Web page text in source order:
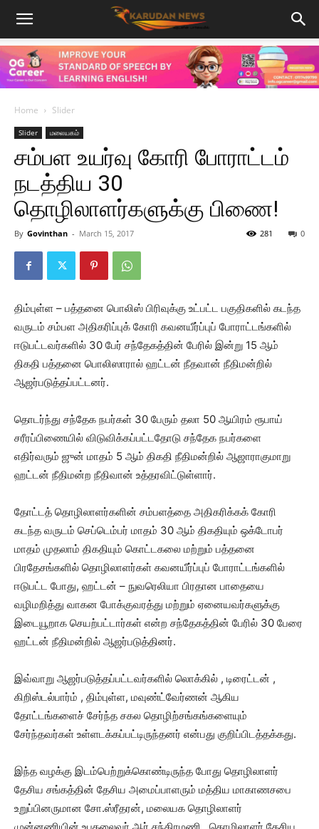
Home Slider
Slider மலையகம்
சம்பள உயர்வு கோரி போராட்டம்
நடத்திய 30
தொழிலாளர்களுக்கு பிணை!
By Govinthan - March 15, 2017 0
281
திம்புள்ள – பத்தனை பொலிஸ் பிரிவுக்கு உட்பட்ட பகுதிகளில் கடந்த
வருடம் சம்பள அதிகரிப்புக் கோரி கவனயீர்ப்புப் போராட்டங்களில்
ஈடுபட்டவர்களில் 30 பேர் சந்தேகத்தின் பேரில் இன்று 15 ஆம்
திகதி பத்தனை பொலிஸாரால் ஹட்டன் நீதவான் நீதிமன்றில்
ஆஜர்படுத்தப்பட்டனர்.
தொடர்ந்து சந்தேக நபர்கள் 30 பேரும் தலா 50 ஆயிரம் ரூபாய்
சரீரப்பிணையில் விடுவிக்கப்பட்டதோடு சந்தேக நபர்களை
எதிர்வரும் ஜுன் மாதம் 5 ஆம் திகதி நீதிமன்றில் ஆஜாராகுமாறு
ஹட்டன் நீதிமன்ற நீதிவான் உத்தரவிட்டுள்ளார்.
தோட்டத் தொழிலாளர்களின் சம்பளத்தை அதிகரிக்கக் கோரி
கடந்த வருடம் செப்டெம்பர் மாதம் 30 ஆம் திகதியும் ஒக்டோபர்
மாதம் முதலாம் திகதியும் கொட்டகலை மற்றும் பத்தனை
பிரதேசங்களில் தொழிலாளர்கள் கவனயீர்ப்புப் போராட்டங்களில்
ஈடுபட்ட போது, ஹட்டன் – நுவரெலியா பிரதான பாதையை
வழிமறித்து வாகன போக்குவரத்து மற்றும் ஏனையவர்களுக்கு
இடையூறாக செயற்பட்டார்கள் என்ற சந்தேகத்தின் பேரில் 30 பேரை
ஹட்டன் நீதிமன்றில் ஆஜர்படுத்தினர்.
இவ்வாறு ஆஜர்படுத்தப்பட்டவர்களில் லொக்கில் , டிரைட்டன் ,
கிறிஸ்டல்பார்ம் , திம்புள்ள, மவுண்ட்வேர்ணன் ஆகிய
தோட்டங்களைச் சேர்ந்த சகல தொழிற்சங்கங்களையும்
சேர்ந்தவர்கள் உள்ளடக்கப்பட்டிருந்தனர் என்பது குறிப்பிடத்தக்கது.
இந்த வழக்கு இடம்பெற்றுக்கொண்டிருந்த போது தொழிலாளர்
தேசிய சங்கத்தின் தேசிய அமைப்பாளரும் மத்திய மாகாணசபை
உறுப்பினருமான சோ.ஸ்ரீதரன், மலையக தொழிலாளர்